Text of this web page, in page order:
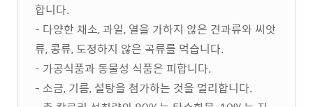
합니다.
- 다양한 채소, 과일, 열을 가하지 않은 견과류와 씨앗
류, 콩류, 도정하지 않은 곡류를 먹습니다.
- 가공식품과 동물성 식품은 피합니다.
- 소금, 기름, 설탕을 첨가하는 것을 멀리합니다.